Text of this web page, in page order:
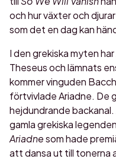
och hur växter och
som det en dag kan
I den grekiska myten
Theseus och lämnats
kommer vinguden
förtvivlade Ariadne. De
hejdundrande
gamla grekiska
Ariadnesom hade
att dansa ut till tonerna